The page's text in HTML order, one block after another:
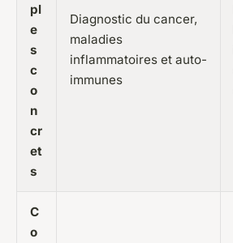
pl
e
s
c
o
n
cr
et
s
Diagnostic du cancer,
maladies
inflammatoires et auto-
immunes
C
o